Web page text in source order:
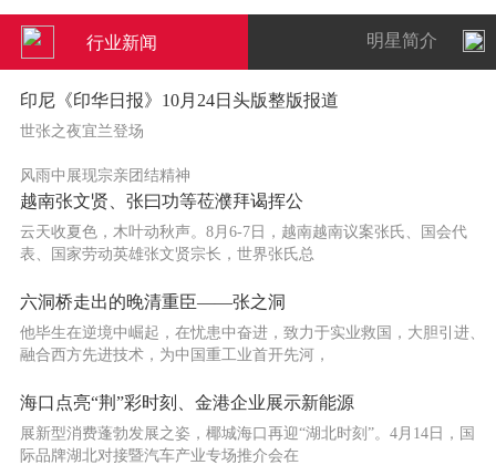
行业新闻 明星简介
印尼《印华日报》10月24日头版整版报道
世张之夜宜兰登场
风雨中展现宗亲团结精神
世界张氏总会第十届恳亲大会于2025年10月2
越南张文贤、张曰功等莅濮拜谒挥公
云天收夏色，木叶动秋声。8月6-7日，越南越南议案张氏、国会代
表、国家劳动英雄张文贤宗长，世界张氏总
六洞桥走出的晚清重臣——张之洞
他毕生在逆境中崛起，在忧患中奋进，致力于实业救国，大胆引进、
融合西方先进技术，为中国重工业首开先河，
海口点亮“荆”彩时刻、金港企业展示新能源
展新型消费蓬勃发展之姿，椰城海口再迎“湖北时刻”。4月14日，国
际品牌湖北对接暨汽车产业专场推介会在